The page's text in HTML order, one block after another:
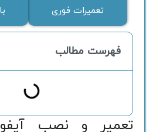
تعمیرات فوری
فهرست مطالب
تعمیر و نصب